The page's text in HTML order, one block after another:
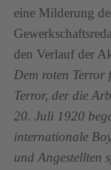
eine Milderung
den Verlauf der
Dem roten Terror
Terror, der die
20. Juli 1920
internationale
und Angestellten